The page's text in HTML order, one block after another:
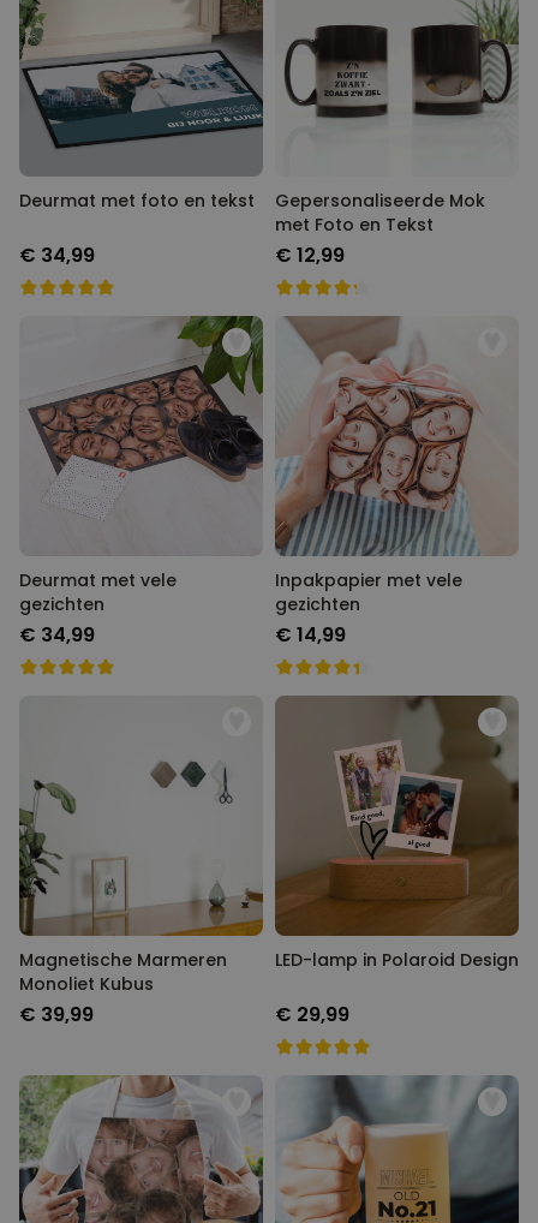
Deurmat met foto en tekst
€ 34,99
Gepersonaliseerde Mok met
Foto en Tekst
€ 12,99
Deurmat met vele gezichten
€ 34,99
Inpakpapier met vele
gezichten
€ 14,99
Magnetische Marmeren
Monoliet Kubus
€ 39,99
LED-lamp in Polaroid Design
€ 29,99